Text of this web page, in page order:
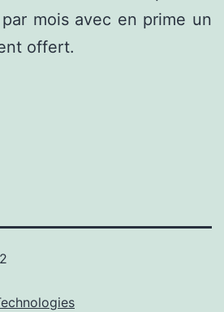
par mois avec en prime un
offert.